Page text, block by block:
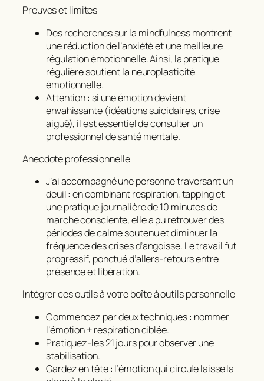
Preuves et limites
Des recherches sur la mindfulnessmontrent
une réduction de l’anxiété et une meilleure
régulation émotionnelle. Ainsi, la pratique
régulière soutient la neuroplasticité
émotionnelle.
Attention : si une émotion devient
envahissante (idéations suicidaires, crise
aiguë), il est essentiel de consulter un
professionnel de santé mentale.
Anecdote professionnelle
J’ai accompagné une personne traversant un
deuil : en combinant respiration, tapping et
une pratique journalière de 10 minutes de
marche consciente, elle a pu retrouver des
périodes de calme soutenu et diminuer la
fréquence des crises d’angoisse. Le travail fut
progressif, ponctué d’allers‑retours entre
présence et libération.
Intégrer ces outils à votre boîte à outils personnelle
Commencez par deux techniques : nommer
l’émotion + respiration ciblée.
Pratiquez‑les 21 jours pour observer une
stabilisation.
Gardez en tête : l’émotion qui circule laisse la